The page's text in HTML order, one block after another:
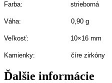
Farba: strieborná
Váha: 0,90 g
Veľkosť: 10×16 mm
Kamienky: číre zirkóny
Ďalšie informácie